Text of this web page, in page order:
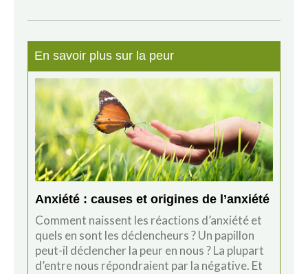
En savoir plus sur la peur
Anxiété : causes et origines de l’anxiété
Comment naissent les réactions d’anxiété et
quels en sont les déclencheurs ? Un papillon
peut-il déclencher la peur en nous ? La plupart
d’entre nous répondraient par la négative. Et